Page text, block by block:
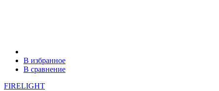
В избранное
В сравнение
FIRELIGHT